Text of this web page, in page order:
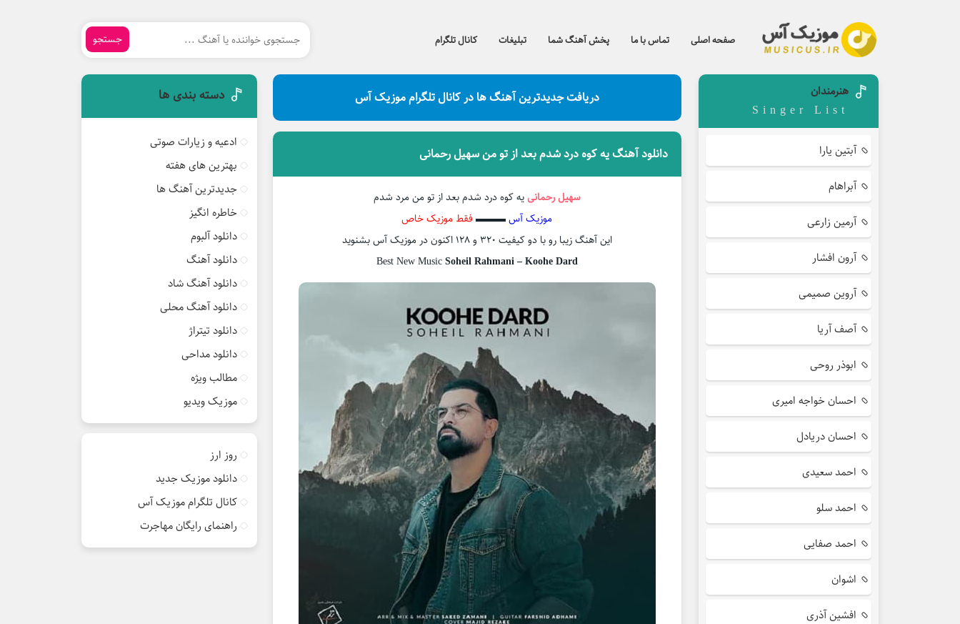
صفحه اصلی تماس با ما پخش آهنگ شما تبلیغات کانال تلگرام جستجو
دریافت جدیدترین آهنگ ها در کانال تلگرام موزیک آس
دانلود آهنگ یه کوه درد شدم بعد از تو من سهیل رحمانی
سهیل رحمانییه کوه درد شدم بعد از تو من مرد شدم
موزیک آس▬▬▬ فقط موزیک خاص
این آهنگ زیبا رو با دو کیفیت ۳۲۰ و ۱۲۸ اکنون در موزیک آس بشنوید
Best New MusicSoheil Rahmani – Koohe Dard
هنرمندان
Singer List
آبتین یارا
آبراهام
آرمین زارعی
آرون افشار
آروین صمیمی
آصف آریا
ابوذر روحی
احسان خواجه امیری
احسان دریادل
احمد سعیدی
احمد سلو
احمد صفایی
اشوان
افشین آذری
دسته بندی ها
ادعیه و زیارات صوتی
بهترین های هفته
جدیدترین آهنگ ها
خاطره انگیز
دانلود آلبوم
دانلود آهنگ
دانلود آهنگ شاد
دانلود آهنگ محلی
دانلود تیتراژ
دانلود مداحی
مطالب ویژه
موزیک ویدیو
روز ارز
دانلود موزیک جدید
کانال تلگرام موزیک آس
راهنمای رایگان مهاجرت